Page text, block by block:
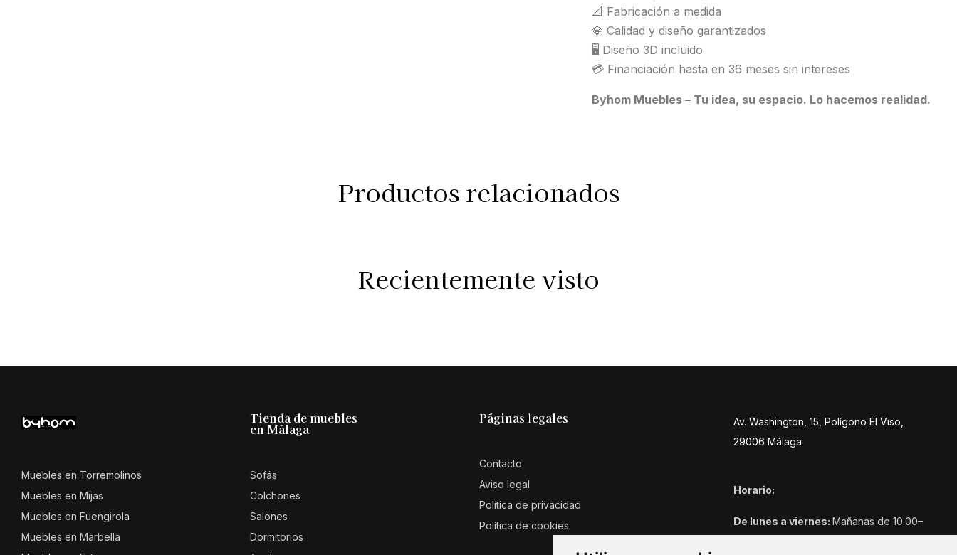
📐 Fabricación a medida
💎 Calidad y diseño garantizados
🖥️ Diseño 3D incluido
💳 Financiación hasta en 36 meses sin intereses
Byhom Muebles – Tu idea, su espacio. Lo hacemos realidad.
Productos relacionados
Recientemente visto
Muebles en Torremolinos
Muebles en Mijas
Muebles en Fuengirola
Muebles en Marbella
Tienda de muebles
en Málaga
Sofás
Colchones
Salones
Dormitorios
Páginas legales
Contacto
Aviso legal
Política de privacidad
Política de cookies
Av. Washington, 15, Polígono El Viso,
29006 Málaga
Horario:
De lunes a viernes:Mañanas de 10.00–